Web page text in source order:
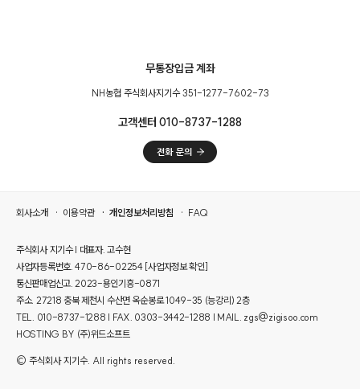
무통장입금 계좌
NH농협 주식회사지기수 351-1277-7602-73
고객센터 010-8737-1288
회사소개 이용약관 개인정보처리방침 FAQ
주식회사 지기수 | 대표자. 고수현
사업자등록번호. 470-86-02254 [사업자정보 확인]
통신판매업신고. 2023-용인기흥-0871
주소. 27218 충북 제천시 수산면 옥순봉로 1049-35 (능강리) 2층
TEL. 010-8737-1288 | FAX. 0303-3442-1288 | MAIL. zgs@zigisoo.com
HOSTING BY (주)위드소프트
© 주식회사 지기수. All rights reserved.